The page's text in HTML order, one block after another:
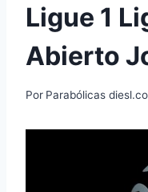
Ligue 1
Abierto
Por Parabólicas